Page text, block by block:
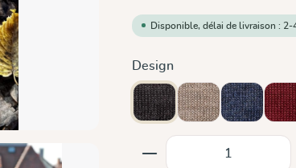
Disponible, délai de livraison : 2-
Sélectionnez
Design
anthracite mottled
beige mottled
blue
Quantité de